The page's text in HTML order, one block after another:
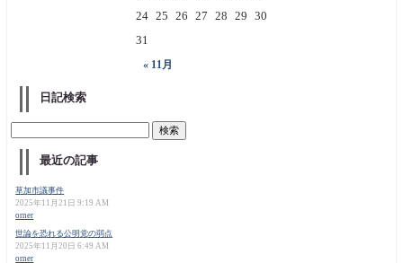
« 11月
24 25 26 27 28 29 30
31
日記検索
最近の記事
草加市議事件
2025年11月21日 9:19 AM
orner
世論を恐れる公明党の弱点
2025年11月20日 6:49 AM
orner